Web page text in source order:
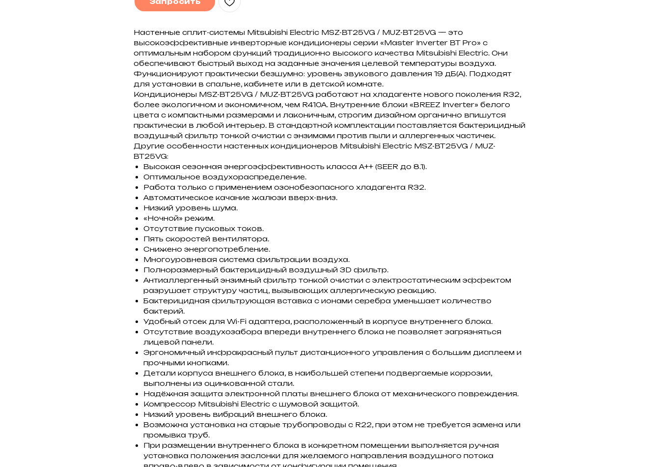
Настенные сплит-системы Mitsubishi Electric MSZ-BT25VG / MUZ-BT25VG — это
высокоэффективные инверторные кондиционеры серии «Master Inverter BT Pro» с
оптимальным набором функций традиционно высокого качества Mitsubishi Electric. Они
обеспечивают быстрый выход на заданные значения целевой температуры воздуха.
Функционируют практически безшумно: уровень звукового давления 19 дБ(А). Подходят
для установки в спальне, кабинете или в детской комнате.
Кондиционеры MSZ-BT25VG / MUZ-BT25VG работают на хладагенте нового поколения R32,
более экологичном и экономичном, чем R410A. Внутренние блоки «BREEZ Inverter» белого
цвета с компактными размерами и лаконичным, строгим дизайном органично впишутся
практически в любой интерьер. В стандартной комплектации поставляется бактерицидный
воздушный фильтр тонкой очистки с энзимами против пыли и аллергенных частичек.
Другие особенности настенных кондиционеров Mitsubishi Electric MSZ-BT25VG / MUZ-
BT25VG:
Высокая сезонная энергоэффективность класса А++ (SEER до 8.1).
Оптимальное воздухораспределение.
Работа только с применением озонобезопасного хладагента R32.
Автоматическое качание жалюзи вверх-вниз.
Низкий уровень шума.
«Ночной» режим.
Отсутствие пусковых токов.
Пять скоростей вентилятора.
Снижено энергопотребление.
Многоуровневая система фильтрации воздуха.
Полноразмерный бактерицидный воздушный 3D фильтр.
Антиаллергенный энзимный фильтр тонкой очистки с электростатическим эффектом
разрушает структуру частиц, вызывающих аллергическую реакцию.
Бактерицидная фильтрующая вставка с ионами серебра уменьшает количество
бактерий.
Удобный отсек для Wi-Fi адаптера, расположенный в корпусе внутреннего блока.
Отсутствие воздухозабора впереди внутреннего блока не позволяет загрязняться
лицевой панели.
Эргономичный инфракрасный пульт дистанционного управления с большим дисплеем и
прочными кнопками.
Детали корпуса внешнего блока, в наибольшей степени подвергаемые коррозии,
выполнены из оцинкованной стали.
Надёжная защита электронной платы внешнего блока от механического повреждения.
Компрессор Mitsubishi Electric с шумовой защитой.
Низкий уровень вибраций внешнего блока.
Возможна установка на старые трубопроводы с R22, при этом не требуется замена или
промывка труб.
При размещении внутреннего блока в конкретном помещении выполняется ручная
установка положения заслонки для желаемого направления воздушного потока